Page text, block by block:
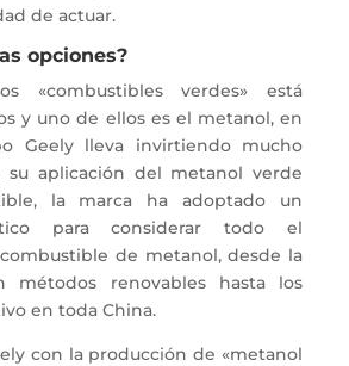
de actuar.
opciones?
«combustibles verdes» está
y uno de ellos es el metanol, en
Geely lleva invirtiendo mucho
su aplicación del metanol verde
la marca ha adoptado un
para considerar todo el
de metanol, desde la
métodos renovables hasta los
en toda China.
con la producción de «metanol